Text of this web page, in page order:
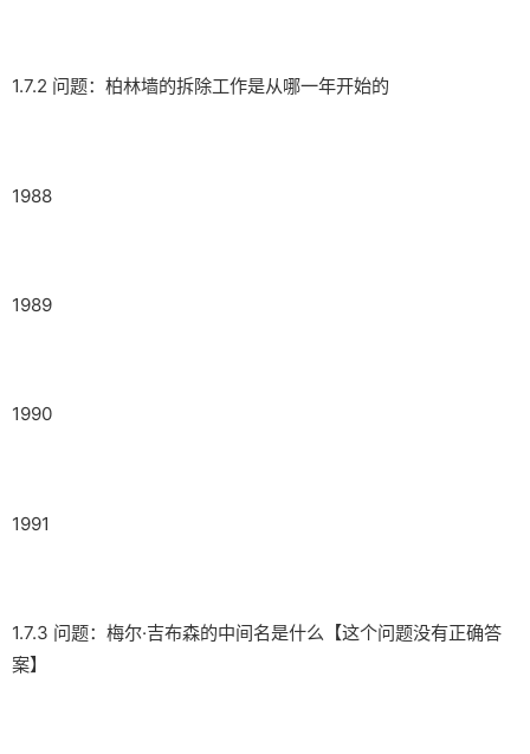
1.7.2 问题：柏林墙的拆除工作是从哪一年开始的
1988
1989
1990
1991
1.7.3 问题：梅尔·吉布森的中间名是什么【这个问题没有正确答
案】